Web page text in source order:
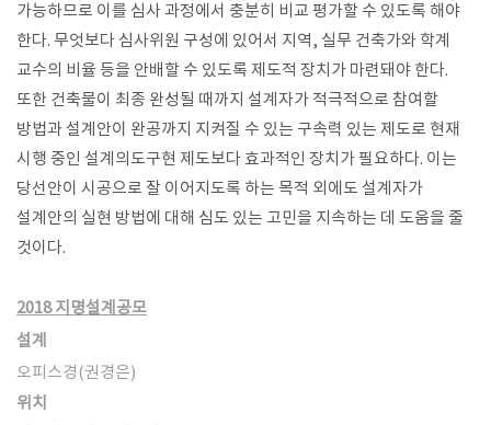
가능하므로 이를 심사 과정에서 충분히 비교 평가할 수 있도록 해야
한다. 무엇보다 심사위원 구성에 있어서 지역, 실무 건축가와 학계
교수의 비율 등을 안배할 수 있도록 제도적 장치가 마련돼야 한다.
또한 건축물이 최종 완성될 때까지 설계자가 적극적으로 참여할
방법과 설계안이 완공까지 지켜질 수 있는 구속력 있는 제도로 현재
시행 중인 설계의도구현 제도보다 효과적인 장치가 필요하다. 이는
당선안이 시공으로 잘 이어지도록 하는 목적 외에도 설계자가
설계안의 실현 방법에 대해 심도 있는 고민을 지속하는 데 도움을 줄
것이다.
​2018 지명설계공모
설계
오피스경(권경은)
위치